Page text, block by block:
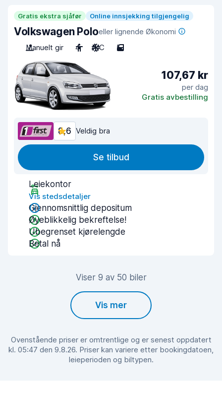
Gratis ekstra sjåfør Online innsjekking tilgjengelig
Volkswagen Poloeller lignende Økonomi
Manuelt gir
4 A/C 5
107,67 kr
per dag
Gratis avbestilling
8,6 Veldig bra
Se tilbud
Leiekontor
Vis stedsdetaljer
Gjennomsnittlig depositum
Øyeblikkelig bekreftelse!
Ubegrenset kjørelengde
Betal nå
Viser 9 av 50 biler
Vis mer
Ovenstående priser er omtrentlige og er senest oppdatert
kl. 05:47 den 9.8.26. Priser kan variere etter bookingdatoen,
leieperioden og biltypen.